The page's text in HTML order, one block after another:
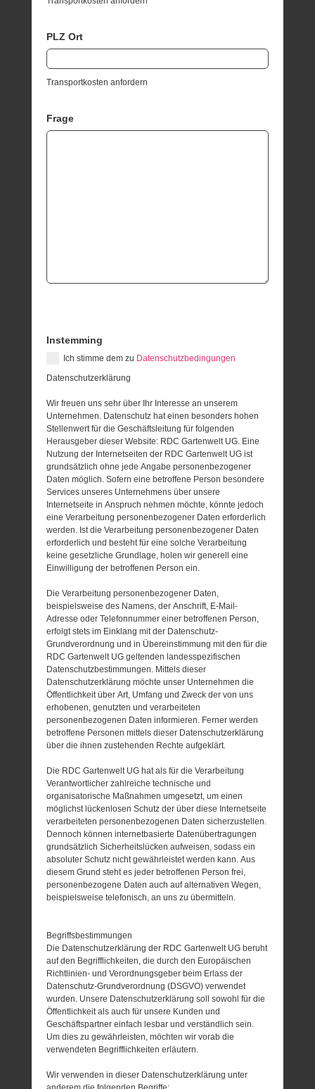
PLZ Ort
Transportkosten anfordern
Frage
Instemming
Ich stimme dem zu Datenschutzbedingungen
Datenschutzerklärung
Wir freuen uns sehr über Ihr Interesse an unserem
Unternehmen. Datenschutz hat einen besonders hohen
Stellenwert für die Geschäftsleitung für folgenden
Herausgeber dieser Website: RDC Gartenwelt UG. Eine
Nutzung der Internetseiten der RDC Gartenwelt UG ist
grundsätzlich ohne jede Angabe personenbezogener
Daten möglich. Sofern eine betroffene Person besondere
Services unseres Unternehmens über unsere
Internetseite in Anspruch nehmen möchte, könnte jedoch
eine Verarbeitung personenbezogener Daten erforderlich
werden. Ist die Verarbeitung personenbezogener Daten
erforderlich und besteht für eine solche Verarbeitung
keine gesetzliche Grundlage, holen wir generell eine
Einwilligung der betroffenen Person ein.
Die Verarbeitung personenbezogener Daten,
beispielsweise des Namens, der Anschrift, E-Mail-
Adresse oder Telefonnummer einer betroffenen Person,
erfolgt stets im Einklang mit der Datenschutz-
Grundverordnung und in Übereinstimmung mit den für die
RDC Gartenwelt UG geltenden landesspezifischen
Datenschutzbestimmungen. Mittels dieser
Datenschutzerklärung möchte unser Unternehmen die
Öffentlichkeit über Art, Umfang und Zweck der von uns
erhobenen, genutzten und verarbeiteten
personenbezogenen Daten informieren. Ferner werden
betroffene Personen mittels dieser Datenschutzerklärung
über die ihnen zustehenden Rechte aufgeklärt.
Die RDC Gartenwelt UG hat als für die Verarbeitung
Verantwortlicher zahlreiche technische und
organisatorische Maßnahmen umgesetzt, um einen
möglichst lückenlosen Schutz der über diese Internetseite
verarbeiteten personenbezogenen Daten sicherzustellen.
Dennoch können internetbasierte Datenübertragungen
grundsätzlich Sicherheitslücken aufweisen, sodass ein
absoluter Schutz nicht gewährleistet werden kann. Aus
diesem Grund steht es jeder betroffenen Person frei,
personenbezogene Daten auch auf alternativen Wegen,
beispielsweise telefonisch, an uns zu übermitteln.
Begriffsbestimmungen
Die Datenschutzerklärung der RDC Gartenwelt UG beruht
auf den Begrifflichkeiten, die durch den Europäischen
Richtlinien- und Verordnungsgeber beim Erlass der
Datenschutz-Grundverordnung (DSGVO) verwendet
wurden. Unsere Datenschutzerklärung soll sowohl für die
Öffentlichkeit als auch für unsere Kunden und
Geschäftspartner einfach lesbar und verständlich sein.
Um dies zu gewährleisten, möchten wir vorab die
verwendeten Begrifflichkeiten erläutern.
Wir verwenden in dieser Datenschutzerklärung unter